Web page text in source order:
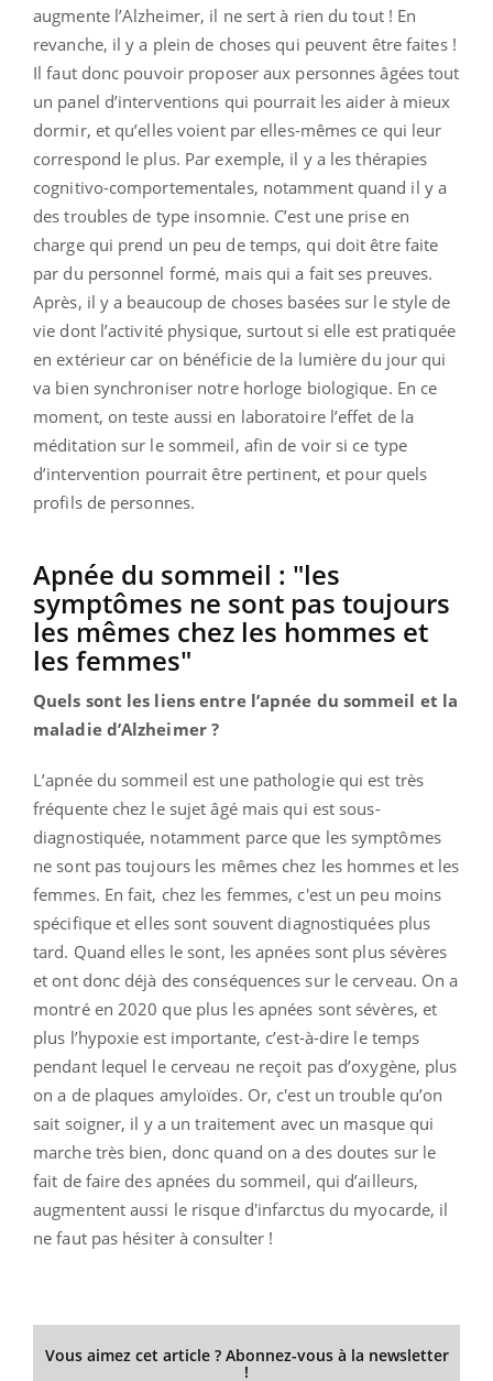
augmente l’Alzheimer, il ne sert à rien du tout ! En
revanche, il y a plein de choses qui peuvent être faites !
Il faut donc pouvoir proposer aux personnes âgées tout
un panel d’interventions qui pourrait les aider à mieux
dormir, et qu’elles voient par elles-mêmes ce qui leur
correspond le plus. Par exemple, il y a les thérapies
cognitivo-comportementales, notamment quand il y a
des troubles de type insomnie. C’est une prise en
charge qui prend un peu de temps, qui doit être faite
par du personnel formé, mais qui a fait ses preuves.
Après, il y a beaucoup de choses basées sur le style de
vie dont l’activité physique, surtout si elle est pratiquée
en extérieur car on bénéficie de la lumière du jour qui
va bien synchroniser notre horloge biologique. En ce
moment, on teste aussi en laboratoire l’effet de la
méditation sur le sommeil, afin de voir si ce type
d’intervention pourrait être pertinent, et pour quels
profils de personnes.
Apnée du sommeil : "les
symptômes ne sont pas toujours
les mêmes chez les hommes et
les femmes"
Quels sont les liens entre l’apnée du sommeil et la
maladie d’Alzheimer ?
L’apnée du sommeil est une pathologie qui est très
fréquente chez le sujet âgé mais qui est sous-
diagnostiquée, notamment parce que les symptômes
ne sont pas toujours les mêmes chez les hommes et les
femmes. En fait, chez les femmes, c'est un peu moins
spécifique et elles sont souvent diagnostiquées plus
tard. Quand elles le sont, les apnées sont plus sévères
et ont donc déjà des conséquences sur le cerveau. On a
montré en 2020 que plus les apnées sont sévères, et
plus l’hypoxie est importante, c’est-à-dire le temps
pendant lequel le cerveau ne reçoit pas d’oxygène, plus
on a de plaques amyloïdes. Or, c'est un trouble qu’on
sait soigner, il y a un traitement avec un masque qui
marche très bien, donc quand on a des doutes sur le
fait de faire des apnées du sommeil, qui d’ailleurs,
augmentent aussi le risque d'infarctus du myocarde, il
ne faut pas hésiter à consulter !
Vous aimez cet article ? Abonnez-vous à la newsletter
!